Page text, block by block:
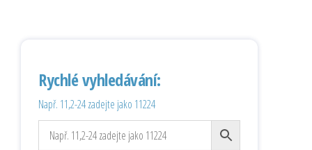
Rychlé vyhledávání:
Např. 11,2-24 zadejte jako 11224